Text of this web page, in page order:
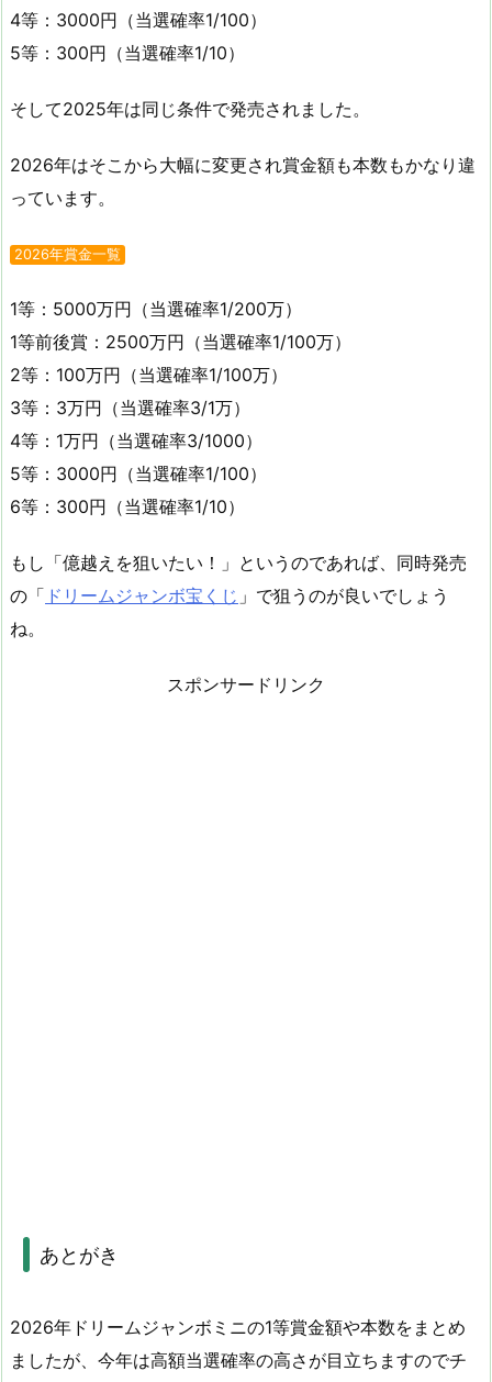
4等：3000円（当選確率1/100）
5等：300円（当選確率1/10）
そして2025年は同じ条件で発売されました。
2026年はそこから大幅に変更され賞金額も本数もかなり違
っています。
2026年賞金一覧
1等：5000万円（当選確率1/200万）
1等前後賞：2500万円（当選確率1/100万）
2等：100万円（当選確率1/100万）
3等：3万円（当選確率3/1万）
4等：1万円（当選確率3/1000）
5等：3000円（当選確率1/100）
6等：300円（当選確率1/10）
もし「億越えを狙いたい！」というのであれば、同時発売
の「 ドリームジャンボ宝くじ 」で狙うのが良いでしょう
ね。
スポンサードリンク
あとがき
2026年ドリームジャンボミニの1等賞金額や本数をまとめ
ましたが、今年は高額当選確率の高さが目立ちますのでチ